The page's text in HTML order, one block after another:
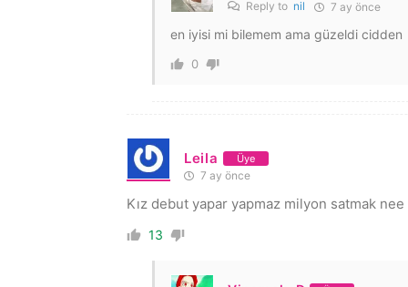
Reply to nil 7 ay önce
en iyisi mi bilemem ama güzeldi cidden
0
Leila Üye
7 ay önce
Kız debut yapar yapmaz milyon satmak
13